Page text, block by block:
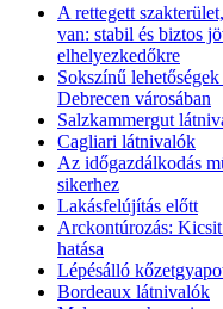
A rettegett
van: stabil és biztos
elhelyezkedőkre
Sokszínű
Debrecen városában
Salzkammergut
Cagliari látnivalók
Az időgazdálkodás
sikerhez
Lakásfelújítás előtt
Arckontúrozás:
hatása
Lépésálló
Bordeaux látnivalók